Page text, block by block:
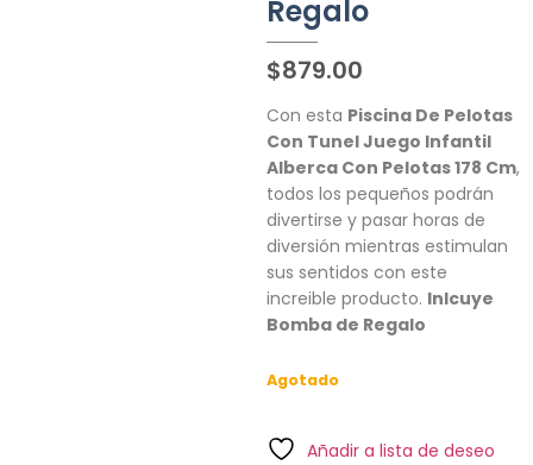
Regalo
$879.00
Con esta Piscina De Pelotas
Con Tunel Juego Infantil
Alberca Con Pelotas 178 Cm,
todos los pequeños podrán
divertirse y pasar horas de
diversión mientras estimulan
sus sentidos con este
increible producto. Inlcuye
Bomba de Regalo
Agotado
Añadir a lista de deseo